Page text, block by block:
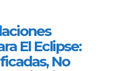
El Eclipse:
No